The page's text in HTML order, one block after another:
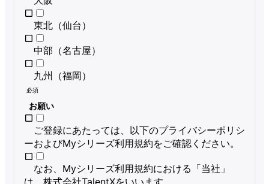
東北（仙台）
中部（名古屋）
九州（福岡）
必須
お願い
ご登録にあたっては、以下のプライバシーポリシ
ーおよびMyシリーズ利用規約をご確認ください。
なお、Myシリーズ利用規約における「当社」
は、株式会社TalentXをいいます。